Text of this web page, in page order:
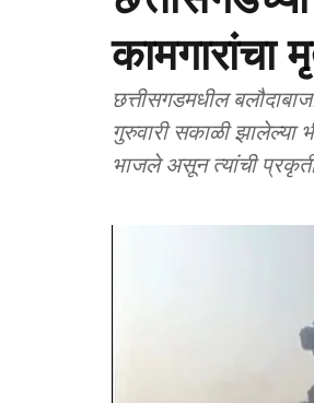
कामगारांचा
छत्तीसगडमधील
गुरुवारी सकाळी झालेल्या
भाजले असून त्यांची